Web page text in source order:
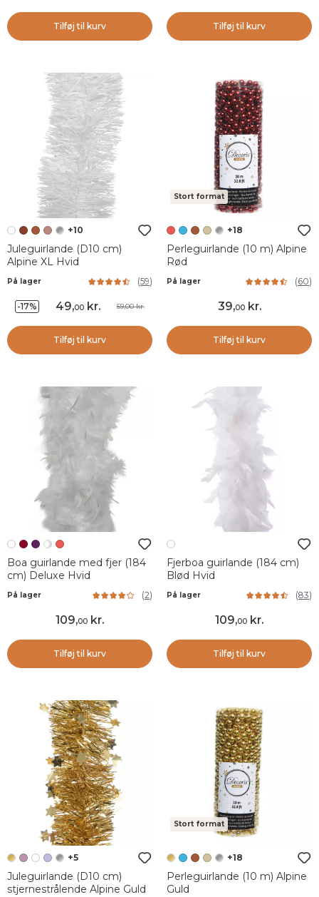
Tilføj til kurv Tilføj til kurv
+10
Juleguirlande (D10 cm)
Alpine XL Hvid
På lager (59)
-17% 49,00kr. 59,00 kr.
Tilføj til kurv
Stort format
+18
Perleguirlande (10 m) Alpine
Rød
På lager (60)
39,00kr.
Tilføj til kurv
Boa guirlande med fjer (184
cm) Deluxe Hvid
På lager (2)
109,00 kr.
Tilføj til kurv
Fjerboa guirlande (184 cm)
Blød Hvid
På lager (83)
109,00 kr.
Tilføj til kurv
+5
Juleguirlande (D10 cm)
stjernestrålende Alpine Guld
Stort format
+18
Perleguirlande (10 m) Alpine
Guld